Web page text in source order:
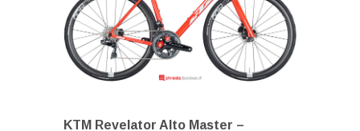
KTM Revelator Alto Master –